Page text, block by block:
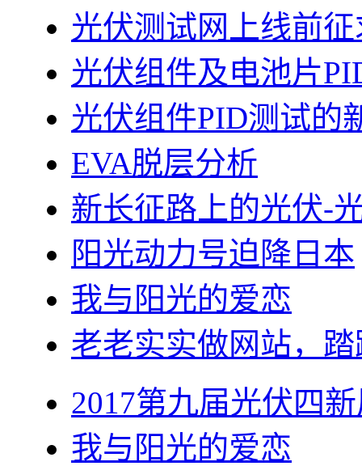
光伏测试网上线前
光伏组件及电池片
光伏组件PID测试的
EVA脱层分析
新长征路上的光伏-
阳光动力号迫降日本
我与阳光的爱恋
老老实实做网站，
2017第九届光伏四
我与阳光的爱恋